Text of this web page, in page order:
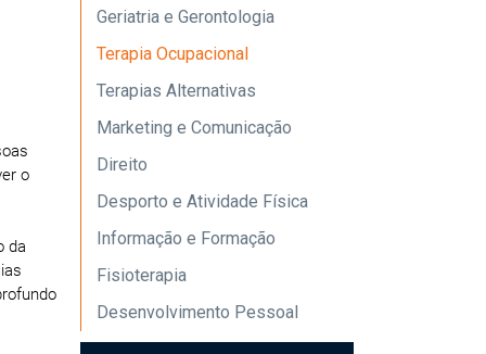
o
da
Geriatria e Gerontologia
Terapia Ocupacional
Terapias Alternativas
Marketing e Comunicação
Direito
Desporto e Atividade Física
Informação e Formação
Fisioterapia
Desenvolvimento Pessoal